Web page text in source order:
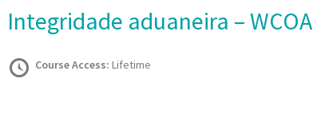
Integridade aduaneira – WCOA
Course Access: Lifetime